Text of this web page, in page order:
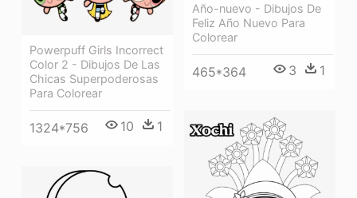
Año-nuevo - Dibujos De
Feliz Año Nuevo Para
Colorear
465*364 3 1
Powerpuff Girls Incorrect
Color 2 - Dibujos De Las
Chicas Superpoderosas
Para Colorear
1324*756 10 1